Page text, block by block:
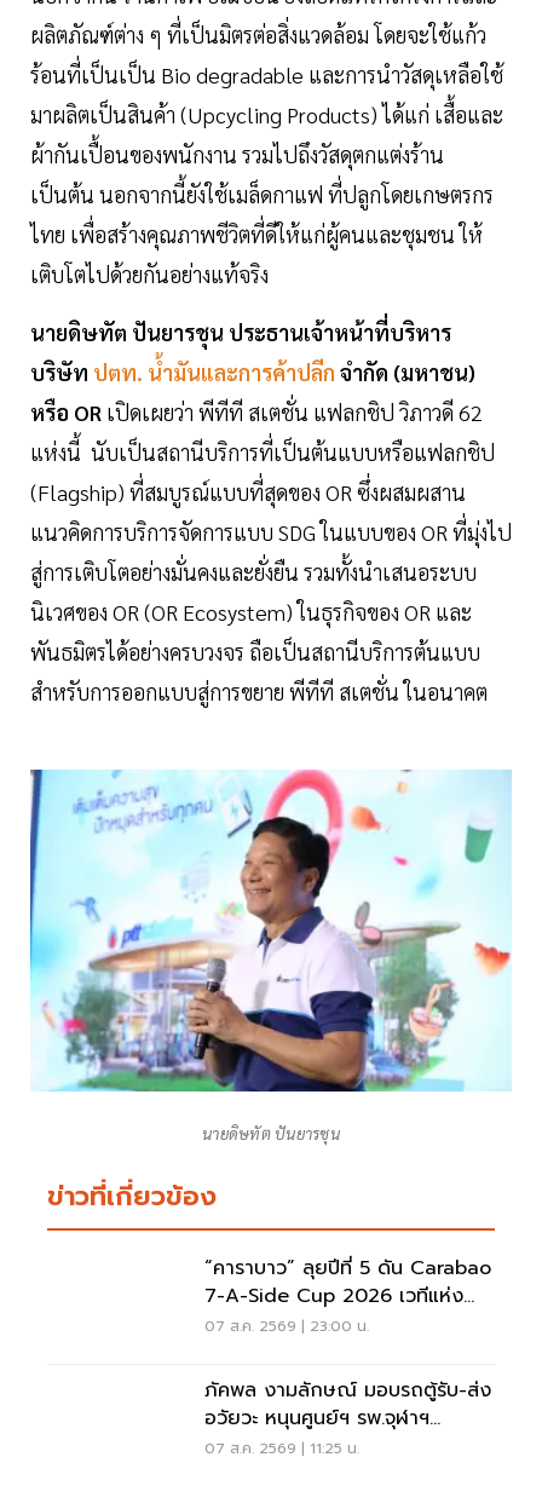
ผลิตภัณฑ์ต่าง ๆ ที่เป็นมิตรต่อสิ่งแวดล้อม โดยจะใช้แก้ว
ร้อนที่เป็นเป็น Bio degradable และการนำวัสดุเหลือใช้
มาผลิตเป็นสินค้า (Upcycling Products) ได้แก่ เสื้อและ
ผ้ากันเปื้อนของพนักงาน รวมไปถึงวัสดุตกแต่งร้าน
เป็นต้น นอกจากนี้ยังใช้เมล็ดกาแฟ ที่ปลูกโดยเกษตรกร
ไทย เพื่อสร้างคุณภาพชีวิตที่ดีให้แก่ผู้คนและชุมชน ให้
เติบโตไปด้วยกันอย่างแท้จริง
นายดิษทัต ปันยารชุน ประธานเจ้าหน้าที่บริหาร
บริษัท ปตท. น้ำมันและการค้าปลีก จำกัด (มหาชน)
หรือ OR เปิดเผยว่า พีทีที สเตชั่น แฟลกชิป วิภาวดี 62
แห่งนี้ นับเป็นสถานีบริการที่เป็นต้นแบบหรือแฟลกชิป
(Flagship) ที่สมบูรณ์แบบที่สุดของ OR ซึ่งผสมผสาน
แนวคิดการบริการจัดการแบบ SDG ในแบบของ OR ที่มุ่งไป
สู่การเติบโตอย่างมั่นคงและยั่งยืน รวมทั้งนำเสนอระบบ
นิเวศของ OR (OR Ecosystem) ในธุรกิจของ OR และ
พันธมิตรได้อย่างครบวงจร ถือเป็นสถานีบริการต้นแบบ
สำหรับการออกแบบสู่การขยาย พีทีที สเตชั่น ในอนาคต
นายดิษทัต ปันยารชุน
ข่าวที่เกี่ยวข้อง
“คาราบาว” ลุยปีที่ 5 ดัน Carabao
7-A-Side Cup 2026 เวทีแห่ง
โอกาสของคนรักฟุตบอล
07 ส.ค. 2569 | 23:00 น.
ภัคพล งามลักษณ์ มอบรถตู้รับ-ส่ง
อวัยวะ หนุนศูนย์ฯ รพ.จุฬาฯ
สภากาชาดไทย
07 ส.ค. 2569 | 11:25 น.